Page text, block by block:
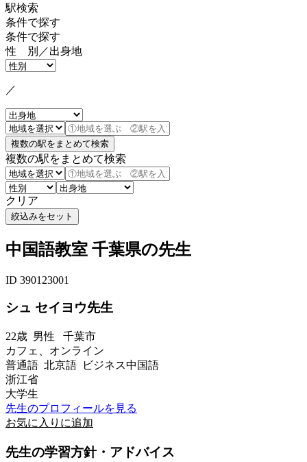
駅検索
条件で探す
条件で探す
性 別／出身地
／
複数の駅をまとめて検索
クリア
中国語教室 千葉県の先生
ID 390123001
シュ セイヨウ先生
22歳 男性 千葉市
カフェ、オンライン
普通語 北京語 ビジネス中国語
浙江省
大学生
先生のプロフィールを見る
お気に入りに追加
先生の学習方針・アドバイス